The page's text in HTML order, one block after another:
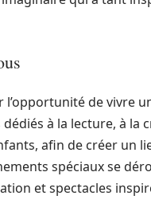
l’opportunité de vivre
à la lecture, à la
afin de créer un
spéciaux se
et spectacles